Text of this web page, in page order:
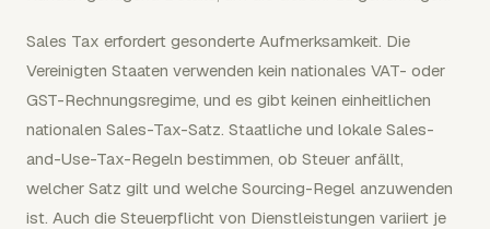
Sales Tax erfordert gesonderte Aufmerksamkeit. Die
Vereinigten Staaten verwenden kein nationales VAT- oder
GST-Rechnungsregime, und es gibt keinen einheitlichen
nationalen Sales-Tax-Satz. Staatliche und lokale Sales-
and-Use-Tax-Regeln bestimmen, ob Steuer anfällt,
welcher Satz gilt und welche Sourcing-Regel anzuwenden
ist. Auch die Steuerpflicht von Dienstleistungen variiert je